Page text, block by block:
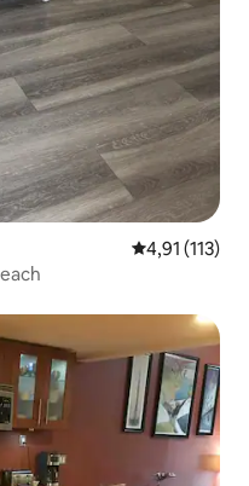
Classificação
4,91 (113)